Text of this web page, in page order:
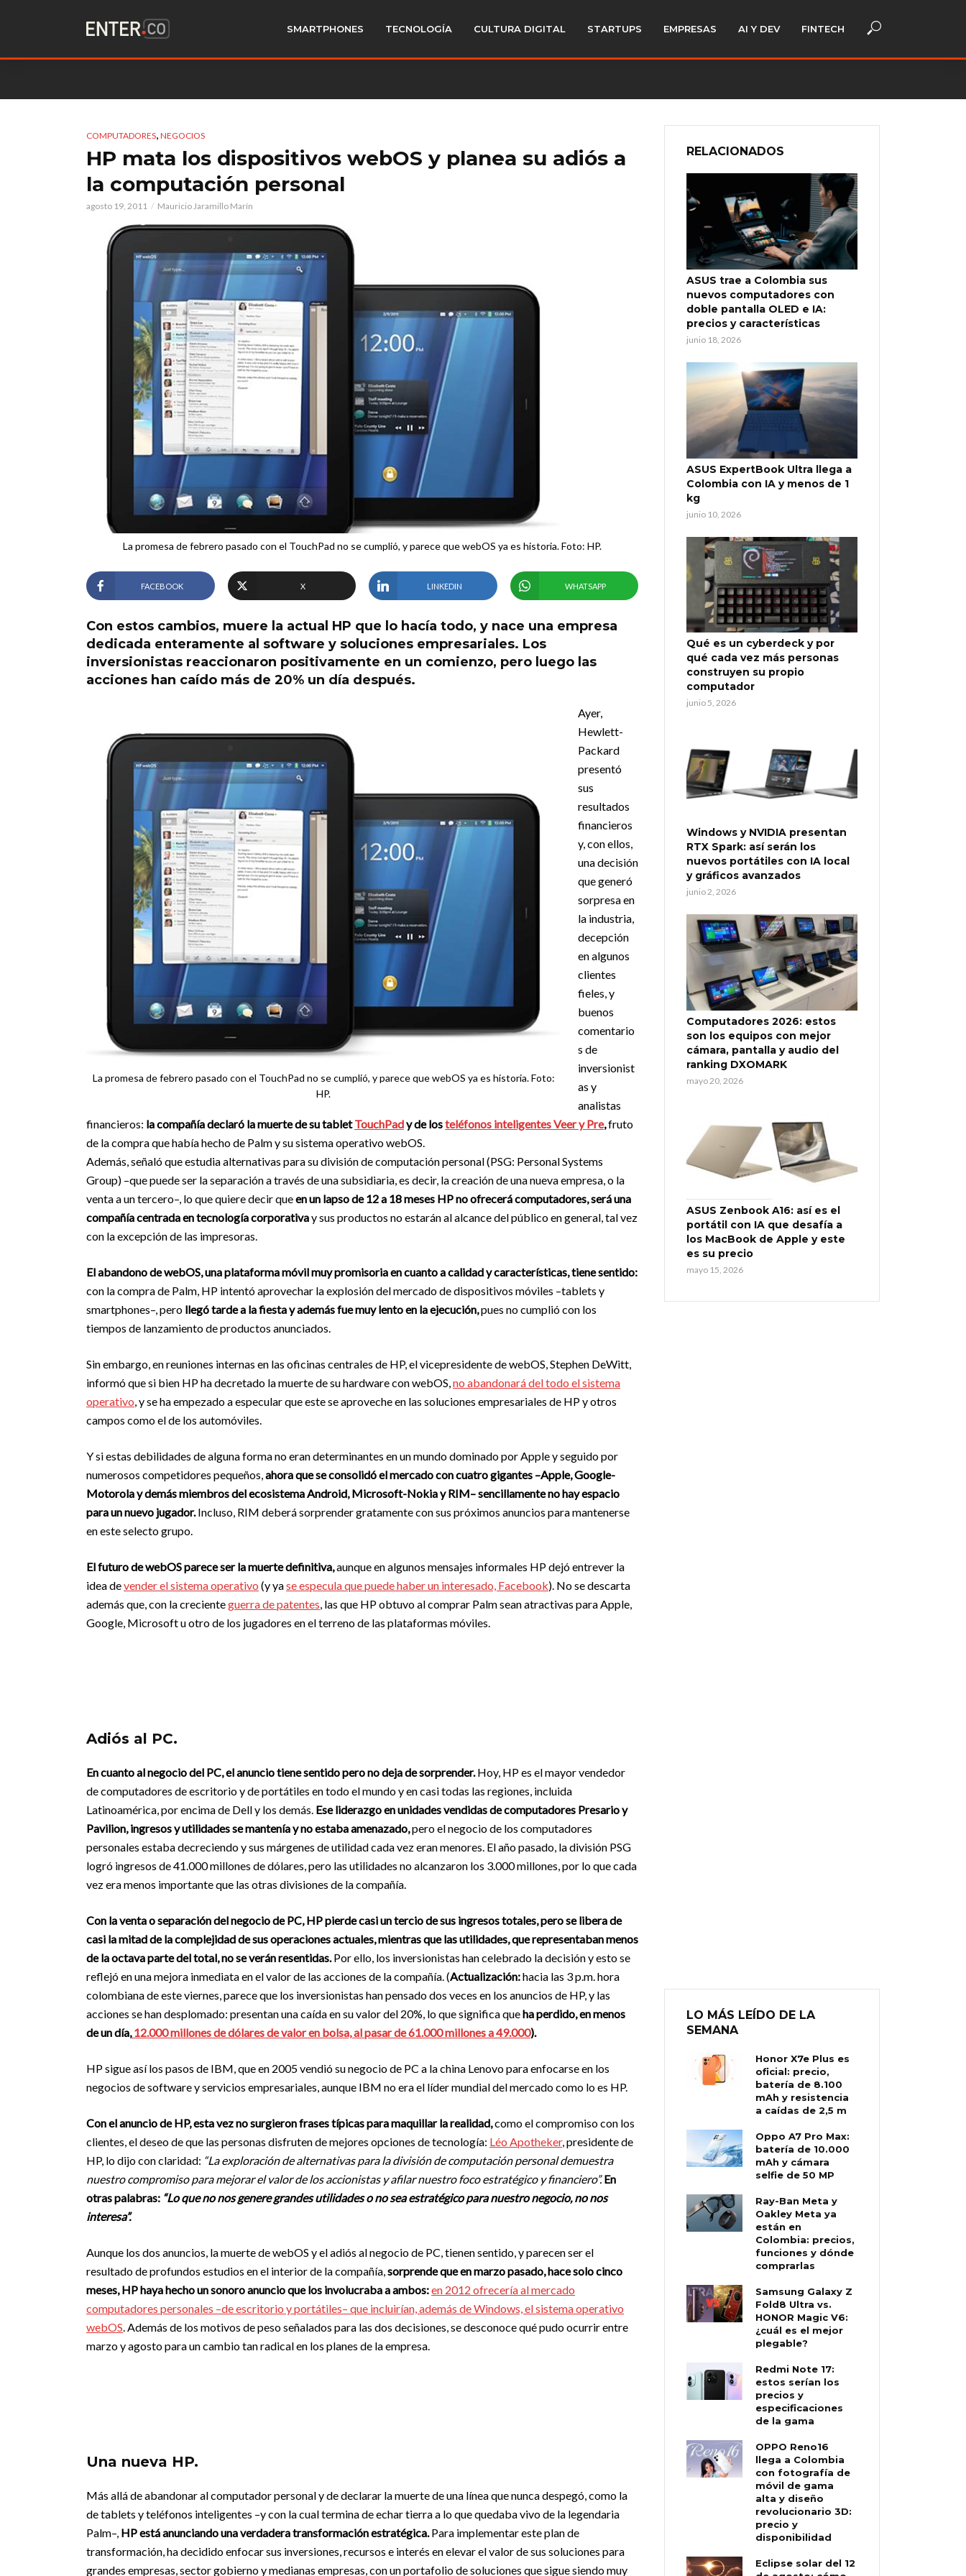
SMARTPHONES TECNOLOGÍA CULTURA DIGITAL STARTUPS EMPRESAS AI Y DEV FINTECH
COMPUTADORES, NEGOCIOS
HP mata los dispositivos webOS y planea su adiós a
la computación personal
agosto 19, 2011 Mauricio Jaramillo Marín
La promesa de febrero pasado con el TouchPad no se cumplió, y parece que webOS ya es historia. Foto: HP.
FACEBOOK X LINKEDIN WHATSAPP
Con estos cambios, muere la actual HP que lo hacía todo, y nace una empresa
dedicada enteramente al software y soluciones empresariales. Los
inversionistas reaccionaron positivamente en un comienzo, pero luego las
acciones han caído más de 20% un día después.
La promesa de febrero pasado con el TouchPad no se cumplió, y parece que webOS ya es historia. Foto:
HP.
Ayer,
Hewlett-
Packard
presentó
sus
resultados
financieros
y, con ellos,
una decisión
que generó
sorpresa en
la industria,
decepción
en algunos
clientes
fieles, y
buenos
comentario
s de
inversionist
as y
analistas
financieros: la compañía declaró la muerte de su tabletTouchPady de losteléfonos inteligentes Veer y Pre,fruto
de la compra que había hecho de Palm y su sistema operativo webOS.
Además, señaló que estudia alternativas para su división de computación personal (PSG: Personal Systems
Group) –que puede ser la separación a través de una subsidiaria, es decir, la creación de una nueva empresa, o la
venta a un tercero–, lo que quiere decir queen un lapso de 12 a 18 meses HP no ofrecerá computadores, será una
compañía centrada en tecnología corporativay sus productos no estarán al alcance del público en general, tal vez
con la excepción de las impresoras.
El abandono de webOS, una plataforma móvil muy promisoria en cuanto a calidad y características, tiene sentido:
con la compra de Palm, HP intentó aprovechar la explosión del mercado de dispositivos móviles –tablets y
smartphones–, pero llegó tarde a la fiesta y además fue muy lento en la ejecución,pues no cumplió con los
tiempos de lanzamiento de productos anunciados.
Sin embargo, en reuniones internas en las oficinas centrales de HP, el vicepresidente de webOS, Stephen DeWitt,
informó que si bien HP ha decretado la muerte de su hardware con webOS,no abandonará del todo el sistema
operativo, y se ha empezado a especular que este se aproveche en las soluciones empresariales de HP y otros
campos como el de los automóviles.
Y si estas debilidades de alguna forma no eran determinantes en un mundo dominado por Apple y seguido por
numerosos competidores pequeños,ahora que se consolidó el mercado con cuatro gigantes –Apple, Google-
Motorola y demás miembros del ecosistema Android, Microsoft-Nokia y RIM– sencillamente no hay espacio
para un nuevo jugador.Incluso, RIM deberá sorprender gratamente con sus próximos anuncios para mantenerse
en este selecto grupo.
El futuro de webOS parece ser la muerte definitiva,aunque en algunos mensajes informales HP dejó entrever la
idea devender el sistema operativo (y yase especula que puede haber un interesado, Facebook). No se descarta
además que, con la crecienteguerra de patentes, las que HP obtuvo al comprar Palm sean atractivas para Apple,
Google, Microsoft u otro de los jugadores en el terreno de las plataformas móviles.
Adiós al PC.
En cuanto al negocio del PC, el anuncio tiene sentido pero no deja de sorprender.Hoy, HP es el mayor vendedor
de computadores de escritorio y de portátiles en todo el mundo y en casi todas las regiones, incluida
Latinoamérica, por encima de Dell y los demás. Ese liderazgo en unidades vendidas de computadores Presario y
Pavilion, ingresos y utilidades se mantenía y no estaba amenazado,pero el negocio de los computadores
personales estaba decreciendo y sus márgenes de utilidad cada vez eran menores. El año pasado, la división PSG
logró ingresos de 41.000 millones de dólares, pero las utilidades no alcanzaron los 3.000 millones, por lo que cada
vez era menos importante que las otras divisiones de la compañía.
Con la venta o separación del negocio de PC, HP pierde casi un tercio de sus ingresos totales, pero se libera de
casi la mitad de la complejidad de sus operaciones actuales, mientras que las utilidades, que representaban menos
de la octava parte del total, no se verán resentidas.Por ello, los inversionistas han celebrado la decisión y esto se
reflejó en una mejora inmediata en el valor de las acciones de la compañía. (Actualización:hacia las 3 p.m. hora
colombiana de este viernes, parece que los inversionistas han pensado dos veces en los anuncios de HP, y las
acciones se han desplomado: presentan una caída en su valor del 20%, lo que significa queha perdido, en menos
de un día,12.000 millones de dólares de valor en bolsa, al pasar de 61.000 millones a 49.000).
HP sigue así los pasos de IBM, que en 2005 vendió su negocio de PC a la china Lenovo para enfocarse en los
negocios de software y servicios empresariales, aunque IBM no era el líder mundial del mercado como lo es HP.
Con el anuncio de HP, esta vez no surgieron frases típicas para maquillar la realidad,como el compromiso con los
clientes, el deseo de que las personas disfruten de mejores opciones de tecnología: Léo Apotheker, presidente de
HP, lo dijo con claridad: “La exploración de alternativas para la división de computación personal demuestra
nuestro compromiso para mejorar el valor de los accionistas y afilar nuestro foco estratégico y financiero”. En
otras palabras: “Lo que no nos genere grandes utilidades o no sea estratégico para nuestro negocio, no nos
interesa”.
Aunque los dos anuncios, la muerte de webOS y el adiós al negocio de PC, tienen sentido, y parecen ser el
resultado de profundos estudios en el interior de la compañía,sorprende que en marzo pasado, hace solo cinco
meses, HP haya hecho un sonoro anuncio que los involucraba a ambos:en 2012 ofrecería al mercado
computadores personales –de escritorio y portátiles– que incluirían, además de Windows, el sistema operativo
webOS. Además de los motivos de peso señalados para las dos decisiones, se desconoce qué pudo ocurrir entre
marzo y agosto para un cambio tan radical en los planes de la empresa.
Una nueva HP.
Más allá de abandonar al computador personal y de declarar la muerte de una línea que nunca despegó, como la
de tablets y teléfonos inteligentes –y con la cual termina de echar tierra a lo que quedaba vivo de la legendaria
Palm–, HP está anunciando una verdadera transformación estratégica.Para implementar este plan de
transformación, ha decidido enfocar sus inversiones, recursos e interés en elevar el valor de sus soluciones para
grandes empresas, sector gobierno y medianas empresas, con un portafolio de soluciones que sigue siendo muy
RELACIONADOS
ASUS trae a Colombia sus
nuevos computadores con
doble pantalla OLED e IA:
precios y características
junio 18, 2026
ASUS ExpertBook Ultra llega a
Colombia con IA y menos de 1
kg
junio 10, 2026
Qué es un cyberdeck y por
qué cada vez más personas
construyen su propio
computador
junio 5, 2026
Windows y NVIDIA presentan
RTX Spark: así serán los
nuevos portátiles con IA local
y gráficos avanzados
junio 2, 2026
Computadores 2026: estos
son los equipos con mejor
cámara, pantalla y audio del
ranking DXOMARK
mayo 20, 2026
ASUS Zenbook A16: así es el
portátil con IA que desafía a
los MacBook de Apple y este
es su precio
mayo 15, 2026
LO MÁS LEÍDO DE LA
SEMANA
Honor X7e Plus es
oficial: precio,
batería de 8.100
mAh y resistencia
a caídas de 2,5 m
Oppo A7 Pro Max:
batería de 10.000
mAh y cámara
selfie de 50 MP
Ray-Ban Meta y
Oakley Meta ya
están en
Colombia: precios,
funciones y dónde
comprarlas
Samsung Galaxy Z
Fold8 Ultra vs.
HONOR Magic V6:
¿cuál es el mejor
plegable?
Redmi Note 17:
estos serían los
precios y
especificaciones
de la gama
OPPO Reno16
llega a Colombia
con fotografía de
móvil de gama
alta y diseño
revolucionario 3D:
precio y
disponibilidad
Eclipse solar del 12